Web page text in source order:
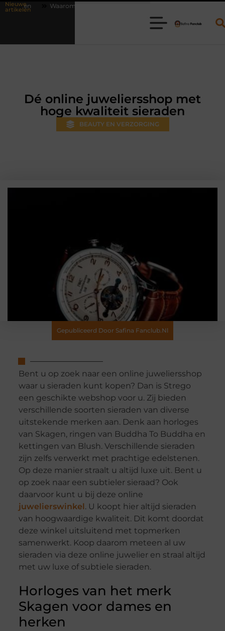
Nieuwe
artikelen
online vlees bestellen steeds gewoner wordt
Dé online juweliersshop met
hoge kwaliteit sieraden
BEAUTY EN VERZORGING
Gepubliceerd Door Safina Fanclub.nl
Bent u op zoek naar een online juweliersshop
waar u sieraden kunt kopen? Dan is Strego
een geschikte webshop voor u. Zij bieden
verschillende soorten sieraden van diverse
uitstekende merken aan. Denk aan horloges
van Skagen, ringen van Buddha To Buddha en
kettingen van Blush. Verschillende sieraden
zijn zelfs verwerkt met prachtige edelstenen.
Op deze manier straalt u altijd luxe uit. Bent u
op zoek naar een subtieler sieraad? Ook
daarvoor kunt u bij deze online
juwelierswinkel. U koopt hier altijd sieraden
van hoogwaardige kwaliteit. Dit komt doordat
deze winkel uitsluitend met topmerken
samenwerkt. Koop daarom meteen al uw
sieraden via deze online juwelier en straal altijd
met uw luxe of subtiele sieraden.
Horloges van het merk
Skagen voor dames en
herken